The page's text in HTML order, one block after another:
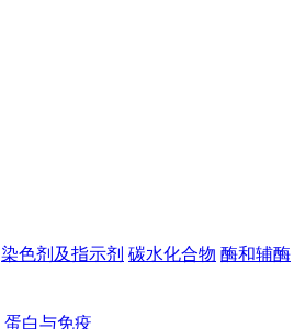
染色剂及指示剂 碳水化合物 酶和辅酶
蛋白与免疫